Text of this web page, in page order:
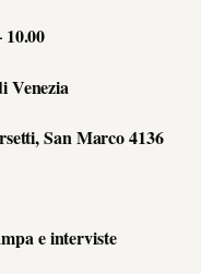
10.00
Venezia
San Marco 4136
e interviste